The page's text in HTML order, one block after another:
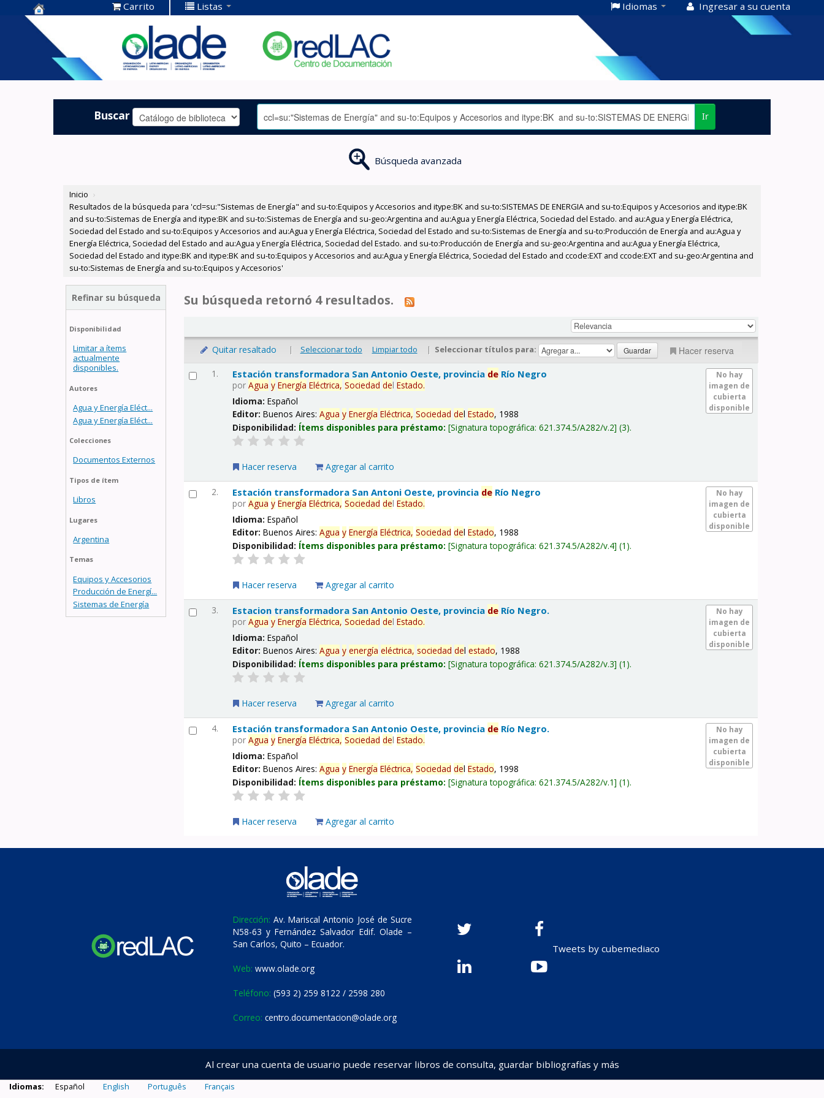
Centro de
Documentación
OLADE -
Carrito Listas Idiomas Ingresar a su cuenta
Buscar Ir
Búsqueda avanzada
Inicio ›
Resultados de la búsqueda para 'ccl=su:"Sistemas de Energía" and su-to:Equipos y Accesorios and itype:BK and su-to:SISTEMAS DE ENERGIA and su-to:Equipos y Accesorios and itype:BK
and su-to:Sistemas de Energía and itype:BK and su-to:Sistemas de Energía and su-geo:Argentina and au:Agua y Energía Eléctrica, Sociedad del Estado. and au:Agua y Energía Eléctrica,
Sociedad del Estado and su-to:Equipos y Accesorios and au:Agua y Energía Eléctrica, Sociedad del Estado and su-to:Sistemas de Energía and su-to:Producción de Energía and au:Agua y
Energía Eléctrica, Sociedad del Estado and au:Agua y Energía Eléctrica, Sociedad del Estado. and su-to:Producción de Energía and su-geo:Argentina and au:Agua y Energía Eléctrica,
Sociedad del Estado and itype:BK and itype:BK and su-to:Equipos y Accesorios and au:Agua y Energía Eléctrica, Sociedad del Estado and ccode:EXT and ccode:EXT and su-geo:Argentina and
su-to:Sistemas de Energía and su-to:Equipos y Accesorios'
Refinar su búsqueda
Disponibilidad
Limitar a ítems
actualmente
disponibles.
Autores
Agua y Energía Eléct...
Agua y Energía Eléct...
Colecciones
Documentos Externos
Tipos de ítem
Libros
Lugares
Argentina
Temas
Equipos y Accesorios
Producción de Energí...
Sistemas de Energía
Su búsqueda retornó 4 resultados.
Quitar resaltado | Seleccionar todo Limpiar todo | Seleccionar títulos para: Hacer reserva
1.
No hay
imagen de
cubierta
disponible
Estación transformadora San Antonio Oeste, provincia de Río Negro
porAgua y Energía Eléctrica, Sociedad delEstado.
Idioma:Español
Editor:Buenos Aires:Agua y Energía Eléctrica, Sociedad delEstado, 1988
Disponibilidad: Ítems disponibles para préstamo: Signatura topográfica:621.374.5/A282/v.2 (3).
Hacer reserva Agregar al carrito
2.
No hay
imagen de
cubierta
disponible
Estación transformadora San Antoni Oeste, provincia de Río Negro
porAgua y Energía Eléctrica, Sociedad delEstado.
Idioma:Español
Editor:Buenos Aires:Agua y Energía Eléctrica, Sociedad delEstado, 1988
Disponibilidad: Ítems disponibles para préstamo: Signatura topográfica:621.374.5/A282/v.4 (1).
Hacer reserva Agregar al carrito
3.
No hay
imagen de
cubierta
disponible
Estacion transformadora San Antonio Oeste, provincia de Río Negro.
porAgua y Energía Eléctrica, Sociedad delEstado.
Idioma:Español
Editor:Buenos Aires:Agua y energía eléctrica, sociedad delestado, 1988
Disponibilidad: Ítems disponibles para préstamo: Signatura topográfica:621.374.5/A282/v.3 (1).
Hacer reserva Agregar al carrito
4.
No hay
imagen de
cubierta
disponible
Estación transformadora San Antonio Oeste, provincia de Río Negro.
porAgua y Energía Eléctrica, Sociedad delEstado.
Idioma:Español
Editor:Buenos Aires:Agua y Energía Eléctrica, Sociedad delEstado, 1998
Disponibilidad: Ítems disponibles para préstamo: Signatura topográfica:621.374.5/A282/v.1 (1).
Hacer reserva Agregar al carrito
Dirección: Av. Mariscal Antonio José de Sucre
N58-63 y Fernández Salvador Edif. Olade –
San Carlos, Quito – Ecuador.
Web: www.olade.org
Teléfono: (593 2) 259 8122 / 2598 280
Correo: centro.documentacion@olade.org
Tweets by cubemediaco
Al crear una cuenta de usuario puede reservar libros de consulta, guardar bibliografías y más
Idiomas: Español English Português Français